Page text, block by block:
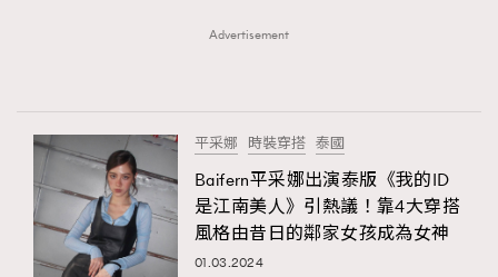
Paris
Hommes
Advertisement
平采娜 時裝穿搭 泰國
Baifern平采娜出演泰版《我的ID
是江南美人》引熱議！靠4大穿搭
風格由昔日的鄰家女孩成為女神
01.03.2024